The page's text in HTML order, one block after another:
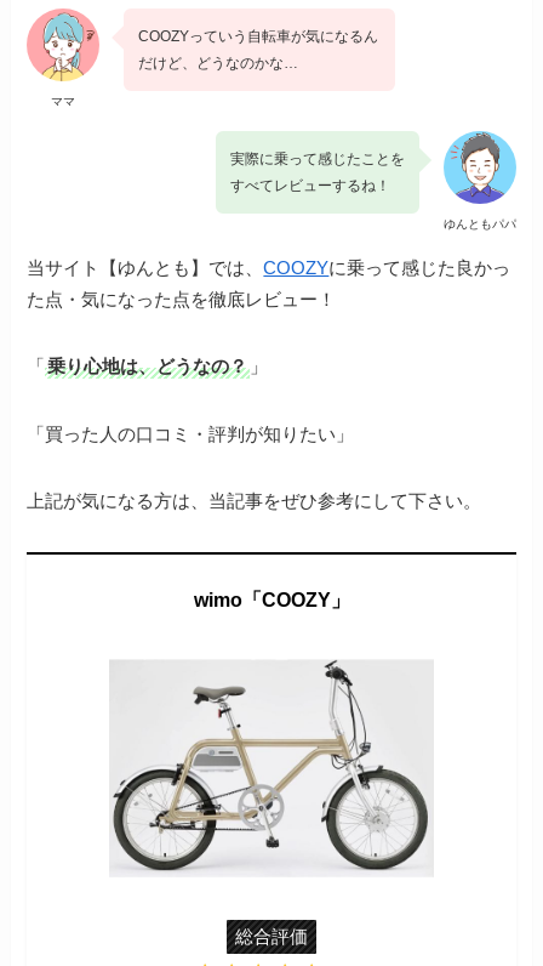
ママ
COOZYっていう自転車が気になるん
だけど、どうなのかな…
ゆんともパパ
実際に乗って感じたことを
すべてレビューするね！
当サイト【ゆんとも】では、COOZYに乗って感じた良かっ
た点・気になった点を徹底レビュー！
「乗り心地は、どうなの？ 」
「買った人の口コミ・評判が知りたい」
上記が気になる方は、当記事をぜひ参考にして下さい。
wimo「COOZY」
総合評価